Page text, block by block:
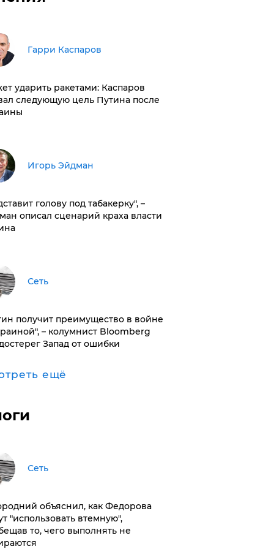
Гарри Каспаров
ударить ракетами: Каспаров
следующую цель Путина после
Игорь Эйдман
голову под табакерку", –
описал сценарий краха власти
Сеть
получит преимущество в войне
– колумнист Bloomberg
Запад от ошибки
ещё
Сеть
объяснил, как Федорова
"использовать втемную",
то, чего выполнять не